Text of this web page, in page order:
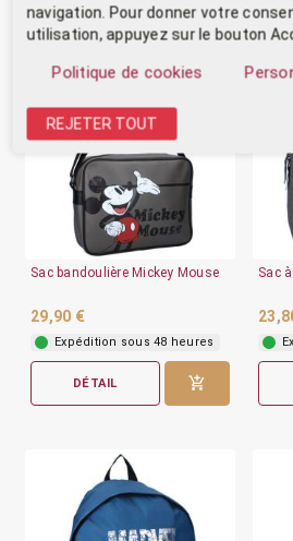
Sac bandoulière Mickey Mouse
29,90 €
Expédition sous 48 heures
DÉTAIL
Sac
navigation. Pour donner votre
utilisation, appuyez sur le bouton
Politique de cookies
REJETER TOUT